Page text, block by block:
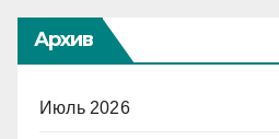
Архив
Июль 2026